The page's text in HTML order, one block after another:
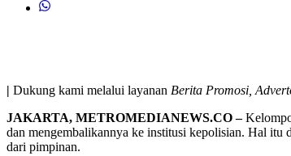
| Dukung kami melalui layanan Berita Promosi,
JAKARTA, METROMEDIANEWS.CO –
dan mengembalikannya ke institusi kepolisian. Hal
dari pimpinan.